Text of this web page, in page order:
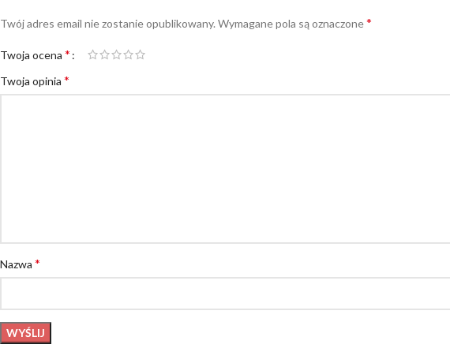
Twój adres email nie zostanie opublikowany. Wymagane pola są oznaczone*
Twoja ocena *
Twoja opinia *
Nazwa *